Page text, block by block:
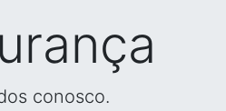
conosco.